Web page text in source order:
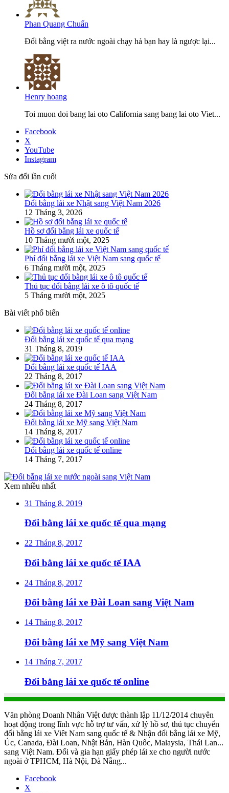
Phan Quang Chuẩn
Đổi bằng việt ra nước ngoài chạy hả bạn hay là ngược lại...
Henry hoang
Toi muon doi bang lai oto California sang bang lai oto Viet...
Facebook
X
YouTube
Instagram
Sửa đổi lần cuối
Đổi bằng lái xe Nhật sang Việt Nam 2026
12 Tháng 3, 2026
Hồ sơ đổi bằng lái xe quốc tế
10 Tháng mười một, 2025
Phí đổi bằng lái xe Việt Nam sang quốc tế
6 Tháng mười một, 2025
Thủ tục đổi bằng lái xe ô tô quốc tế
5 Tháng mười một, 2025
Bài viết phổ biến
Đổi bằng lái xe quốc tế qua mạng
31 Tháng 8, 2019
Đổi bằng lái xe quốc tế IAA
22 Tháng 8, 2017
Đổi bằng lái xe Đài Loan sang Việt Nam
24 Tháng 8, 2017
Đổi bằng lái xe Mỹ sang Việt Nam
14 Tháng 8, 2017
Đổi bằng lái xe quốc tế online
14 Tháng 7, 2017
Xem nhiều nhất
31 Tháng 8, 2019
Đổi bằng lái xe quốc tế qua mạng
22 Tháng 8, 2017
Đổi bằng lái xe quốc tế IAA
24 Tháng 8, 2017
Đổi bằng lái xe Đài Loan sang Việt Nam
14 Tháng 8, 2017
Đổi bằng lái xe Mỹ sang Việt Nam
14 Tháng 7, 2017
Đổi bằng lái xe quốc tế online
Văn phòng Doanh Nhân Việt được thành lập 11/12/2014 chuyên
hoạt động trong lĩnh vực hỗ trợ tư vấn, xử lý hồ sơ, thủ tục chuyển
đổi bằng lái xe Viêt Nam sang quốc tế & Nhận đổi bằng lái xe Mỹ,
Úc, Canada, Đài Loan, Nhật Bản, Hàn Quốc, Malaysia, Thái Lan...
sang Việt Nam. Đổi và gia hạn giấy phép lái xe cho người nước
ngoài ở TPHCM, Hà Nội, Đà Nẵng...
Facebook
X